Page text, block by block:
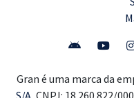
Gran é uma marca da
S/A, CNPJ: 18.260.822/